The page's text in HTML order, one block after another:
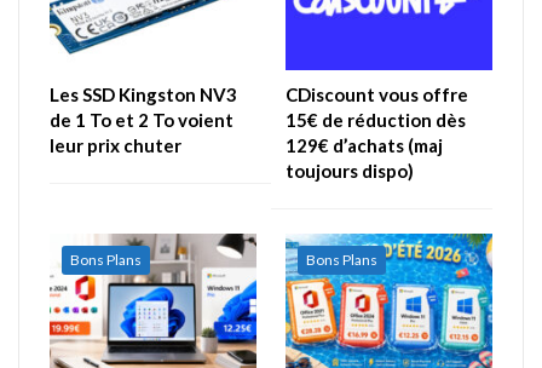
Les SSD Kingston NV3
de 1 To et 2 To voient
leur prix chuter
CDiscount vous offre
15€ de réduction dès
129€ d’achats (maj
toujours dispo)
Bons Plans Bons Plans